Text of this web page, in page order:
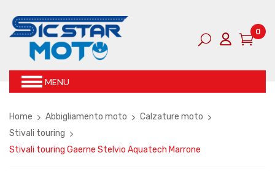
0
MENU
Home Abbigliamento moto
Calzature moto
Stivali touring
Stivali touring Gaerne Stelvio Aquatech Marrone